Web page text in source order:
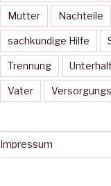
Mutter Nachteile
sachkundige Hilfe
Trennung Unterhalt
Vater
Impressum